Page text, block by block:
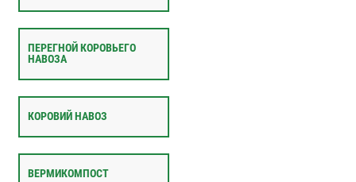
ПЕРЕГНОЙ КОРОВЬЕГО
НАВОЗА
КОРОВИЙ НАВОЗ
ВЕРМИКОМПОСТ